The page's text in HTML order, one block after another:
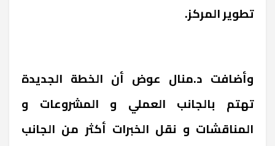
تطوير المركز.
وأضافت د.منال عوض أن الخطة الجديدة
تهتم بالجانب العملي و المشروعات و
المناقشات و نقل الخبرات أكثر من الجانب